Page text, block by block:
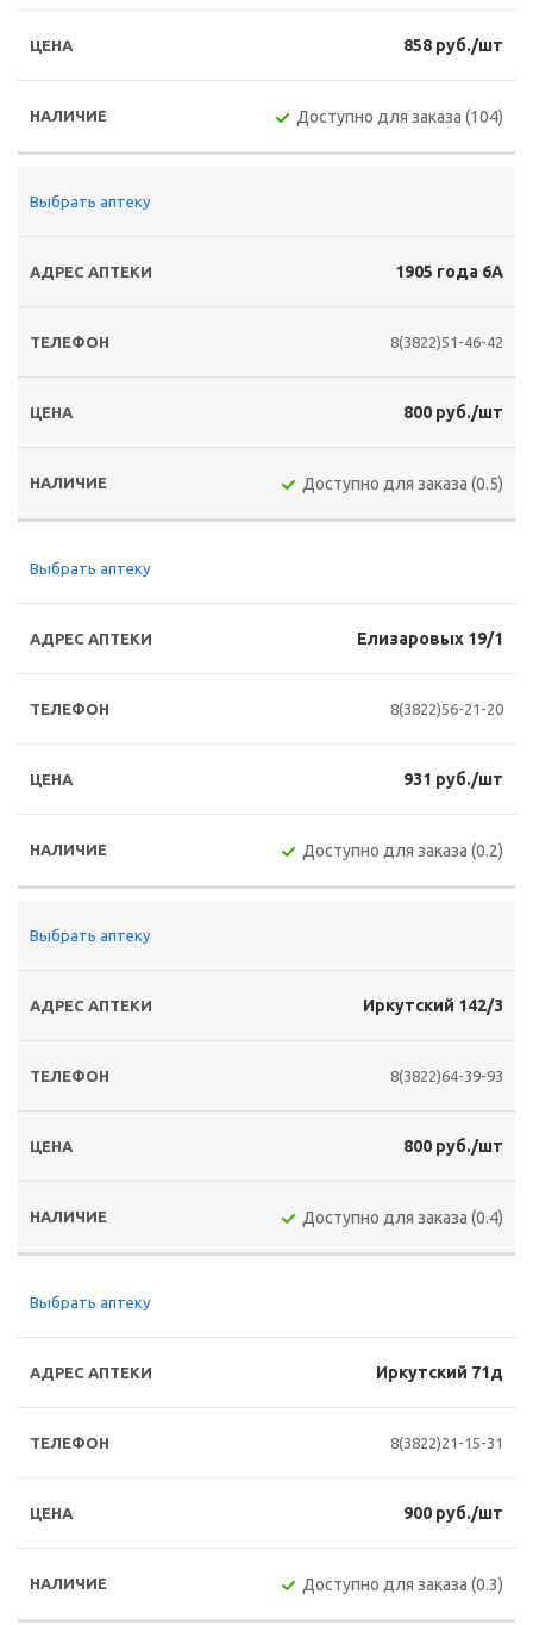
858 руб./шт
Доступно для заказа (104)
Выбрать аптеку
1905 года 6А
8(3822)51-46-42
800 руб./шт
Доступно для заказа (0.5)
Выбрать аптеку
Елизаровых 19/1
8(3822)56-21-20
931 руб./шт
Доступно для заказа (0.2)
Выбрать аптеку
Иркутский 142/3
8(3822)64-39-93
800 руб./шт
Доступно для заказа (0.4)
Выбрать аптеку
Иркутский 71д
8(3822)21-15-31
900 руб./шт
Доступно для заказа (0.3)